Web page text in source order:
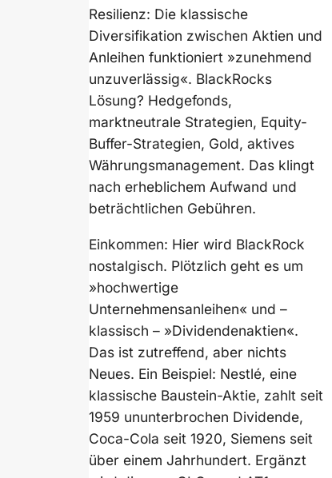
Resilienz: Die klassische
Diversifikation zwischen Aktien und
Anleihen funktioniert »zunehmend
unzuverlässig«. BlackRocks
Lösung? Hedgefonds,
marktneutrale Strategien, Equity-
Buffer-Strategien, Gold, aktives
Währungsmanagement. Das klingt
nach erheblichem Aufwand und
beträchtlichen Gebühren.
Einkommen: Hier wird BlackRock
nostalgisch. Plötzlich geht es um
»hochwertige
Unternehmensanleihen« und –
klassisch – »Dividendenaktien«.
Das ist zutreffend, aber nichts
Neues. Ein Beispiel: Nestlé, eine
klassische Baustein-Aktie, zahlt seit
1959 ununterbrochen Dividende,
Coca-Cola seit 1920, Siemens seit
über einem Jahrhundert. Ergänzt